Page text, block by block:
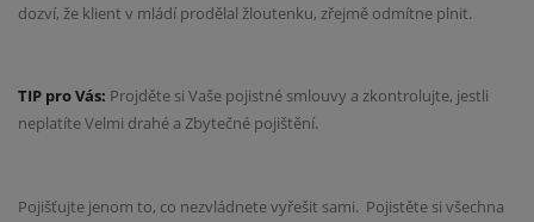
dozví, že klient v mládí prodělal žloutenku, zřejmě odmítne plnit.
TIP pro Vás: Projděte si Vaše pojistné smlouvy a zkontrolujte, jestli
neplatíte Velmi drahé a Zbytečné pojištění.
Pojišťujte jenom to, co nezvládnete vyřešit sami. Pojistěte si všechna